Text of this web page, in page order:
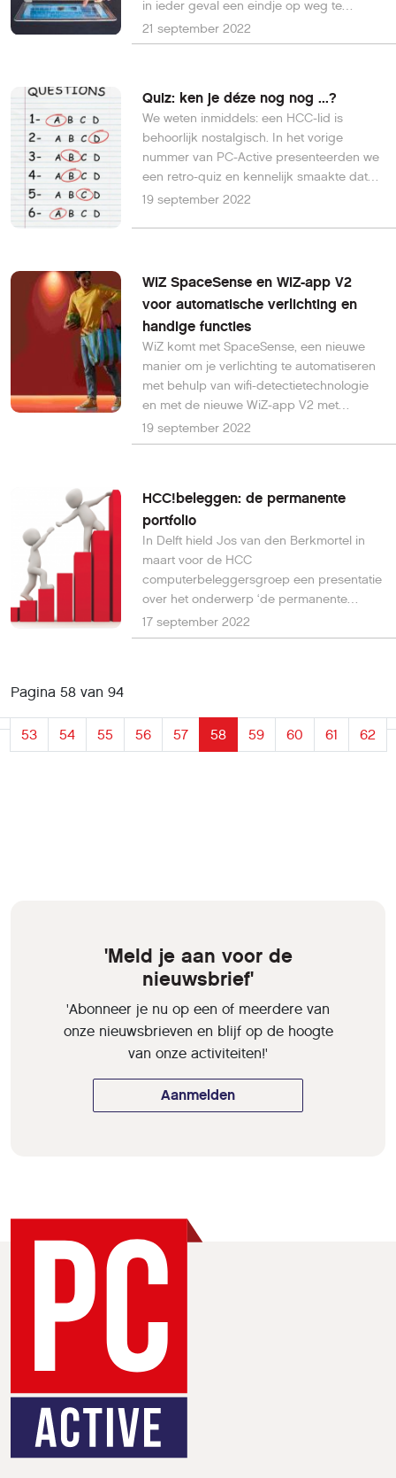
in ieder geval een eindje op weg te
helpen.
21 september 2022
Quiz: ken je déze nog nog ...?
We weten inmiddels: een HCC-lid is
behoorlijk nostalgisch. In het vorige
nummer van PC-Active presenteerden we
een retro-quiz en kennelijk smaakte dat
naar meer. Daarom duiken we deze keer
19 september 2022
WiZ SpaceSense en WiZ-app V2
voor automatische verlichting en
handige functies
WiZ komt met SpaceSense, een nieuwe
manier om je verlichting te automatiseren
met behulp van wifi-detectietechnologie
en met de nieuwe WiZ-app V2 met
handige functies. Alle WiZ- en Connected
by WiZ-producten zijn compatibel met de
19 september 2022
HCC!beleggen: de permanente
portfolio
In Delft hield Jos van den Berkmortel in
maart voor de HCC
computerbeleggersgroep een presentatie
over het onderwerp ‘de permanente
portfolio’.
17 september 2022
Pagina 58 van 94
53 54 55 56 57 58 59 60 61 62
'Meld je aan voor de
nieuwsbrief'
'Abonneer je nu op een of meerdere van
onze nieuwsbrieven en blijf op de hoogte
van onze activiteiten!'
Aanmelden